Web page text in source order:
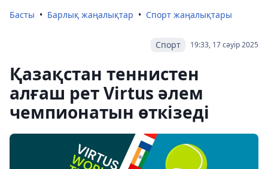
Басты Барлық жаңалықтар Спорт жаңалықтары
19:33, 17 сәуір 2025
Спорт
Қазақстан теннистен
алғаш рет Virtus әлем
чемпионатын өткізеді